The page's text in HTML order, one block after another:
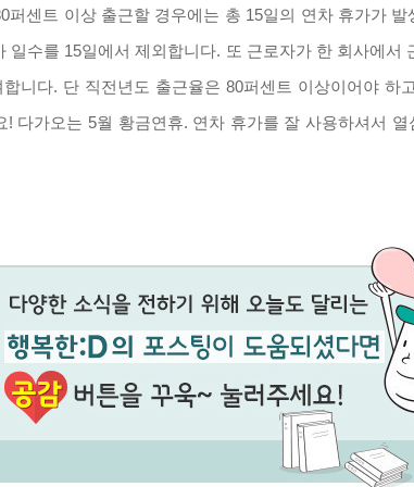
퍼센트 이상 출근할 경우에는 총 15일의 연차 휴가가
일수를 15일에서 제외합니다. 또 근로자가 한 회사에서
니다. 단 직전년도 출근율은 80퍼센트 이상이어야 하
다가오는 5월 황금연휴. 연차 휴가를 잘 사용하셔서